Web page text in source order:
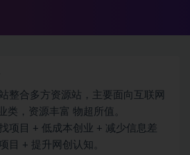
整合多方资源站，主要面向互联网
类，资源丰富 物超所值。
项目 + 低成本创业 + 减少信息差
目 + 提升网创认知。